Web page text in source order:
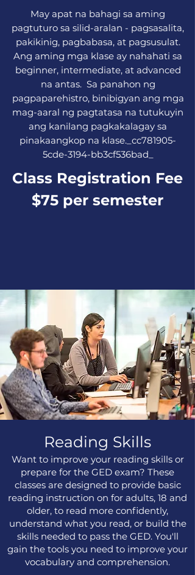
May apat na bahagi sa aming
pagtuturo sa silid-aralan - pagsasalita,
pakikinig, pagbabasa, at pagsusulat.
Ang aming mga klase ay nahahati sa
beginner, intermediate, at advanced
na antas. Sa panahon ng
pagpaparehistro, binibigyan ang mga
mag-aaral ng pagtatasa na tutukuyin
ang kanilang pagkakalagay sa
pinakaangkop na klase._cc781905-
5cde-3194-bb3cf536bad_
Class Registration Fee
$75 per semester
Reading Skills
Want to improve your reading skills or
prepare for the GED exam? These
classes are designed to provide basic
reading instruction on for adults, 18 and
older, to read more confidently,
understand what you read, or build the
skills needed to pass the GED. You'll
gain the tools you need to improve your
vocabulary and comprehension.